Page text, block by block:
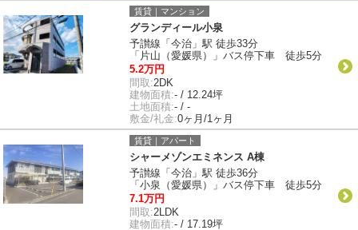
賃貸｜マンション
グランディール小泉
予讃線「今治」駅 徒歩33分
「片山（愛媛県）」バス停下車 徒歩5分
5.2万円
間取:2DK
建物面積:- / 12.24坪
土地面積:- / -
敷金/礼金:0ヶ月/1ヶ月
賃貸｜アパート
シャーメゾンエミネンス A棟
予讃線「今治」駅 徒歩36分
「小泉（愛媛県）」バス停下車 徒歩5分
7.1万円
間取:2LDK
建物面積:- / 17.19坪